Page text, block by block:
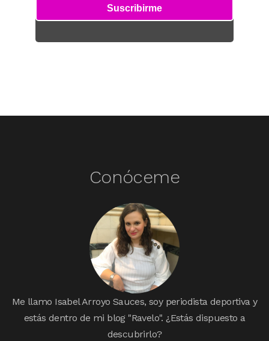
Conóceme
Me llamo Isabel Arroyo Sauces, soy periodista deportiva y
estás dentro de mi blog "Ravelo". ¿Estás dispuesto a
descubrirlo?